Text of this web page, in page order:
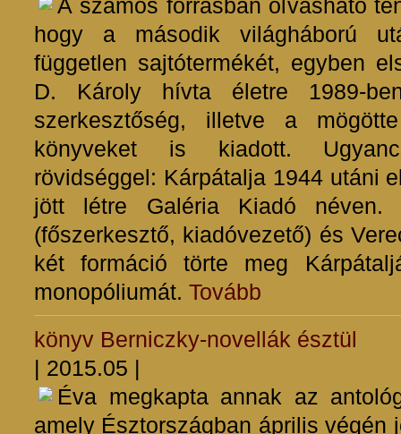
A számos forrásban olvasható
hogy a második világháború
független sajtótermékét, egyben
D. Károly hívta életre 1989-
szerkesztőség, illetve a
könyveket is kiadott.
rövidséggel: Kárpátalja 1944 utáni
jött létre Galéria Kiadó néven.
(főszerkesztő, kiadóvezető) és
két formáció törte meg
monopóliumát. Tovább
könyv Berniczky-novellák észtül
| 2015.05 |
Éva megkapta annak az
amely Észtországban április végén